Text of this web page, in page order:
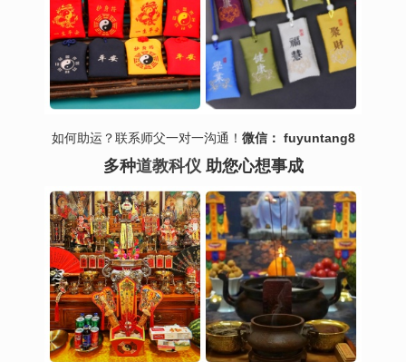
如何助运？联系师父一对一沟通！ 微信： fuyuntang8
多种道教科仪助您心想事成